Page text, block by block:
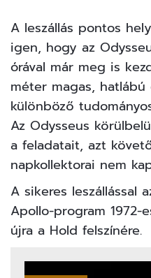
A leszállás pontos
igen, hogy az
órával már meg is
méter magas,
különböző
Az Odysseus
a feladatait, azt
napkollektorai nem
A sikeres leszállással
Apollo-program 1972-
újra a Hold felszínére.